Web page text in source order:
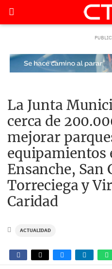
La Junta
cerca de
mejorar
equipamientos
Ensanche, San
Torreciega y
Caridad
ACTUALIDAD